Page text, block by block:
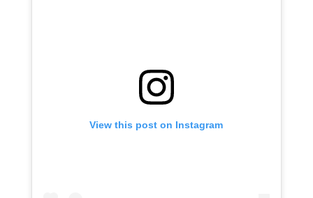
View this post on Instagram